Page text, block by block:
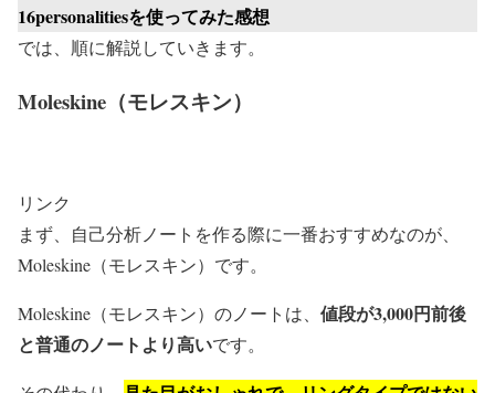
16personalitiesを使ってみた感想
では、順に解説していきます。
Moleskine（モレスキン）
リンク
まず、自己分析ノートを作る際に一番おすすめなのが、
Moleskine（モレスキン）です。
Moleskine（モレスキン）のノートは、 値段が3,000円前後
と普通のノートより高いです。